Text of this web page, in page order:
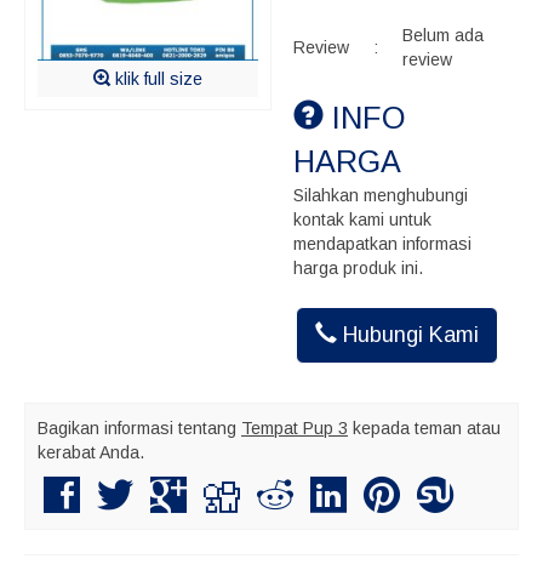
klik full size
Review :
Belum ada
review
INFO
HARGA
Silahkan menghubungi
kontak kami untuk
mendapatkan informasi
harga produk ini.
Hubungi Kami
Bagikan informasi tentang Tempat Pup 3 kepada teman atau
kerabat Anda.